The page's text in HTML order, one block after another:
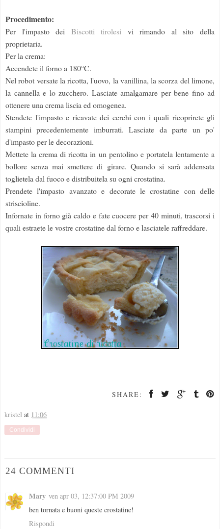
Procedimento:
Per l'impasto dei Biscotti tirolesi vi rimando al sito della
proprietaria.
Per la crema:
Accendete il forno a 180°C.
Nel robot versate la ricotta, l'uovo, la vanillina, la scorza del limone,
la cannella e lo zucchero. Lasciate amalgamare per bene fino ad
ottenere una crema liscia ed omogenea.
Stendete l'impasto e ricavate dei cerchi con i quali ricoprirete gli
stampini precedentemente imburrati. Lasciate da parte un po'
d'impasto per le decorazioni.
Mettete la crema di ricotta in un pentolino e portatela lentamente a
bollore senza mai smettere di girare. Quando si sarà addensata
toglietela dal fuoco e distribuitela su ogni crostatina.
Prendete l'impasto avanzato e decorate le crostatine con delle
striscioline.
Infornate in forno già caldo e fate cuocere per 40 minuti, trascorsi i
quali estraete le vostre crostatine dal forno e lasciatele raffreddare.
SHARE:
kristel at 11:06
Condividi
24 COMMENTI
Mary ven apr 03, 12:37:00 PM 2009
ben tornata e buoni queste crostatine!
Rispondi